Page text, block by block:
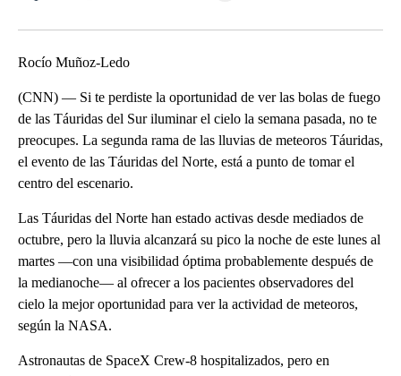
Rocío Muñoz-Ledo
(CNN) — Si te perdiste la oportunidad de ver las bolas de fuego
de las Táuridas del Sur iluminar el cielo la semana pasada, no te
preocupes. La segunda rama de las lluvias de meteoros Táuridas,
el evento de las Táuridas del Norte, está a punto de tomar el
centro del escenario.
Las Táuridas del Norte han estado activas desde mediados de
octubre, pero la lluvia alcanzará su pico la noche de este lunes al
martes —con una visibilidad óptima probablemente después de
la medianoche— al ofrecer a los pacientes observadores del
cielo la mejor oportunidad para ver la actividad de meteoros,
según la NASA.
Astronautas de SpaceX Crew-8 hospitalizados, pero en